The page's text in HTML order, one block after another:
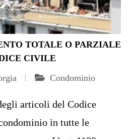
TOTALE O PARZIALE
CIVILE
Condominio
articoli del Codice
in tutte le